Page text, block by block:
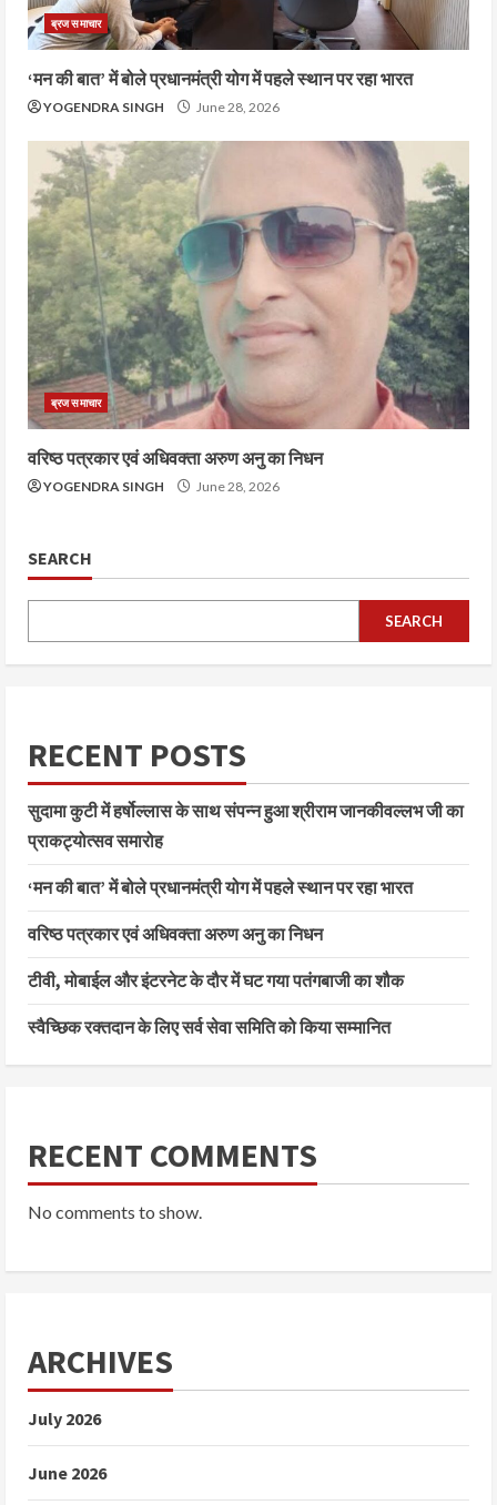
ब्रज समाचार
‘मन की बात’ में बोले प्रधानमंत्री योग में पहले स्थान पर रहा भारत
YOGENDRA SINGH June 28, 2026
ब्रज समाचार
वरिष्ठ पत्रकार एवं अधिवक्ता अरुण अनु का निधन
YOGENDRA SINGH June 28, 2026
SEARCH
SEARCH
RECENT POSTS
सुदामा कुटी में हर्षोल्लास के साथ संपन्न हुआ श्रीराम जानकीवल्लभ जी का
प्राकट्योत्सव समारोह
‘मन की बात’ में बोले प्रधानमंत्री योग में पहले स्थान पर रहा भारत
वरिष्ठ पत्रकार एवं अधिवक्ता अरुण अनु का निधन
टीवी, मोबाईल और इंटरनेट के दौर में घट गया पतंगबाजी का शौक
स्वैच्छिक रक्तदान के लिए सर्व सेवा समिति को किया सम्मानित
RECENT COMMENTS
No comments to show.
ARCHIVES
July 2026
June 2026